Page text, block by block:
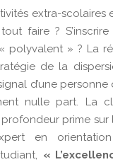
extra-scolaires
tout faire ?
polyvalent » ? La
de la
d’une
nulle part. La
prime sur
en
«